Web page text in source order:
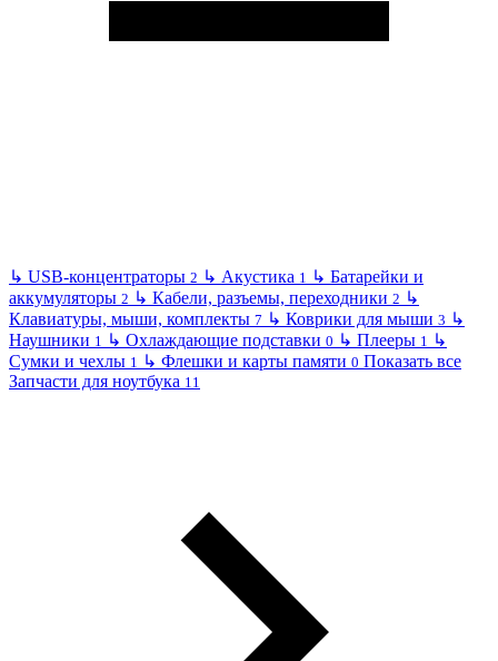
↳ USB-концентраторы 2 ↳ Акустика 1 ↳ Батарейки и
аккумуляторы 2 ↳ Кабели, разъемы, переходники 2 ↳
Клавиатуры, мыши, комплекты 7 ↳ Коврики для мыши 3 ↳
Наушники 1 ↳ Охлаждающие подставки 0 ↳ Плееры 1 ↳
Сумки и чехлы 1 ↳ Флешки и карты памяти 0 Показать все
Запчасти для ноутбука 11